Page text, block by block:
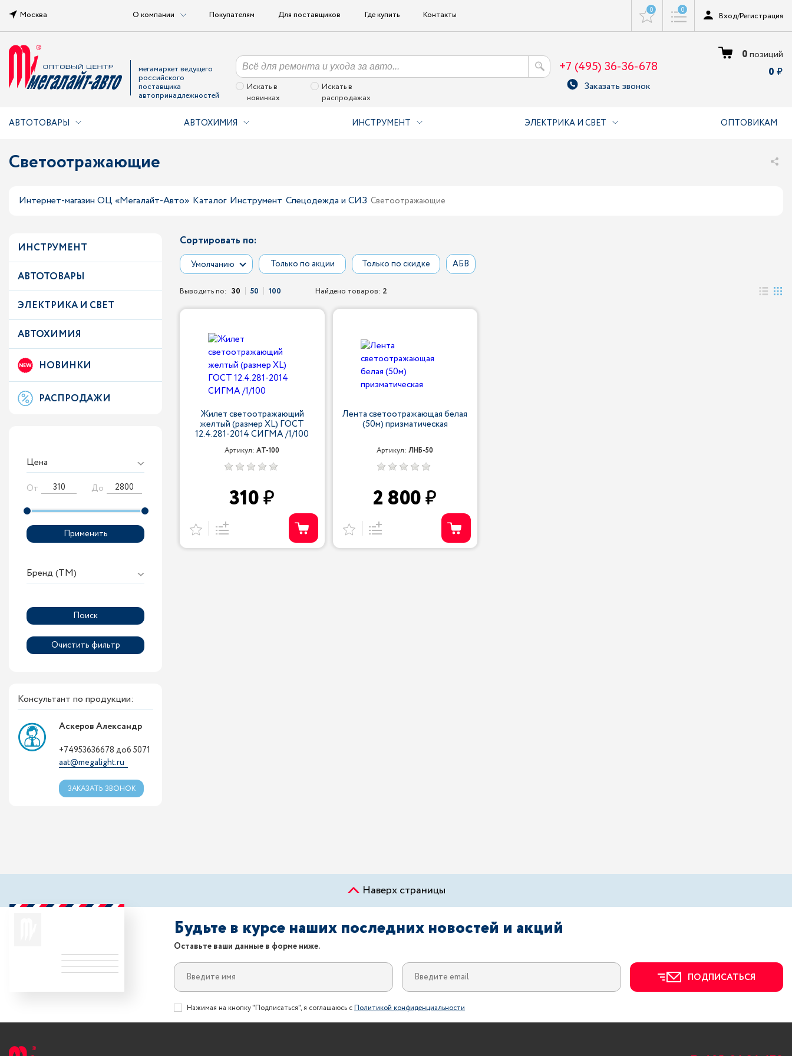
Москва О компании Покупателям Для поставщиков Где купить Контакты 0 0
Вход/Регистрация
мегамаркет ведущего
российского
поставщика
автопринадлежностей
Искать в
новинках
Искать в
распродажах
+7 (495) 36-36-678
Заказать звонок
0позиций
0
АВТОТОВАРЫ АВТОХИМИЯ ИНСТРУМЕНТ ЭЛЕКТРИКА И СВЕТ ОПТОВИКАМ
Светоотражающие
Интернет-магазин ОЦ «Мегалайт-Авто» Каталог Инструмент Спецодежда и СИЗ Светоотражающие
ИНСТРУМЕНТ
АВТОТОВАРЫ
ЭЛЕКТРИКА И СВЕТ
АВТОХИМИЯ
НОВИНКИ
РАСПРОДАЖИ
Цена
От До
Применить
Бренд (ТМ)
Консультант по продукции:
Аскеров Александр
+74953636678 доб 5071
aat@megalight.ru
ЗАКАЗАТЬ ЗВОНОК
Сортировать по:
Умолчанию Только по акции Только по скидке АБВ
Выводить по: 30 50 100 Найдено товаров: 2
Жилет светоотражающий
желтый (размер XL) ГОСТ
12.4.281-2014 СИГМА /1/100
Артикул:AT-100
310
Лента светоотражающая белая
(50м) призматическая
Артикул:ЛНБ-50
2 800
Наверх страницы
Будьте в курсе наших последних новостей и акций
Оставьте ваши данные в форме ниже.
ПОДПИСАТЬСЯ
Нажимая на кнопку "Подписаться", я соглашаюсь сПолитикой конфиденциальности